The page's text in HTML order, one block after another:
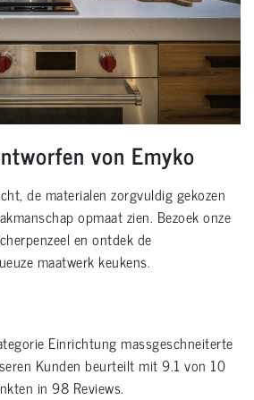
von Emyko
de materialen zorgvuldig gekozen
opmaat zien. Bezoek onze
en ontdek de
maatwerk keukens.
Einrichtung massgeschneiterte
Kunden beurteilt mit9.1 von 10
in 98 Reviews.